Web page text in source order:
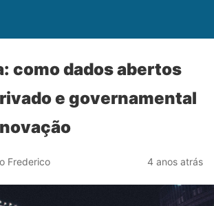
como dados abertos
e governamental
Frederico 4 anos atrás